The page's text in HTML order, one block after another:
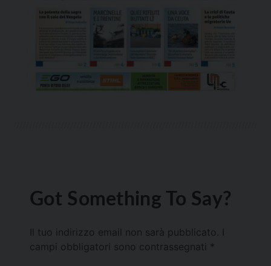
Got Something To Say?
Il tuo indirizzo email non sarà pubblicato.
campi obbligatori sono contrassegnati *